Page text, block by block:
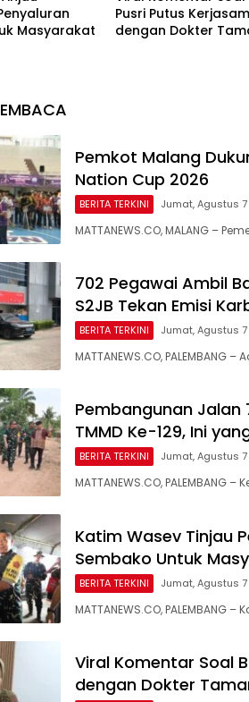
Masyarakat
Pusri Putus
dengan Dokter
Pemkot Malang
Nation Cup 2026
BERITA TERKINI Jumat, Agustus 7
MATTANEWS.CO, MALANG –
702 Pegawai Ambil
S2JB Tekan Emisi
BERITA TERKINI Jumat, Agustus 7
MATTANEWS.CO,
Pembangunan Jalan
TMMD Ke-129, Ini
BERITA TERKINI Jumat, Agustus 7
MATTANEWS.CO,
Katim Wasev Tinjau
Sembako Untuk
BERITA TERKINI Jumat, Agustus 7
MATTANEWS.CO, PALEMBANG
Viral Komentar Soal
dengan Dokter